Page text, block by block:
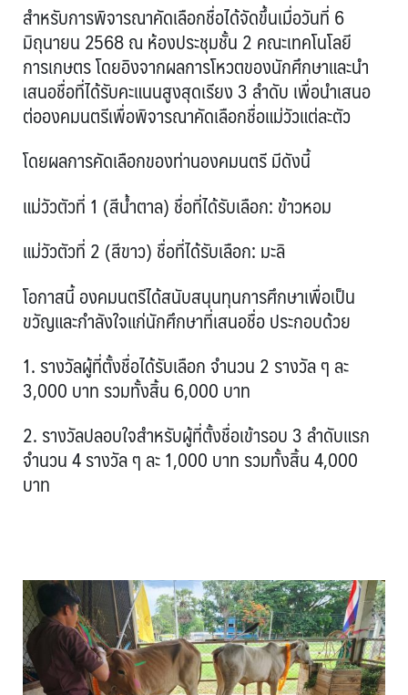
สำหรับการพิจารณาคัดเลือกชื่อได้จัดขึ้นเมื่อวันที่ 6
มิถุนายน 2568 ณ ห้องประชุมชั้น 2 คณะเทคโนโลยี
การเกษตร โดยอิงจากผลการโหวตของนักศึกษาและนำ
เสนอชื่อที่ได้รับคะแนนสูงสุดเรียง 3 ลำดับ เพื่อนำเสนอ
ต่อองคมนตรีเพื่อพิจารณาคัดเลือกชื่อแม่วัวแต่ละตัว
โดยผลการคัดเลือกของท่านองคมนตรี มีดังนี้
แม่วัวตัวที่ 1 (สีน้ำตาล) ชื่อที่ได้รับเลือก: ข้าวหอม
แม่วัวตัวที่ 2 (สีขาว) ชื่อที่ได้รับเลือก: มะลิ
โอกาสนี้ องคมนตรีได้สนับสนุนทุนการศึกษาเพื่อเป็น
ขวัญและกำลังใจแก่นักศึกษาที่เสนอชื่อ ประกอบด้วย
1. รางวัลผู้ที่ตั้งชื่อได้รับเลือก จำนวน 2 รางวัล ๆ ละ
3,000 บาท รวมทั้งสิ้น 6,000 บาท
2. รางวัลปลอบใจสำหรับผู้ที่ตั้งชื่อเข้ารอบ 3 ลำดับแรก
จำนวน 4 รางวัล ๆ ละ 1,000 บาท รวมทั้งสิ้น 4,000
บาท